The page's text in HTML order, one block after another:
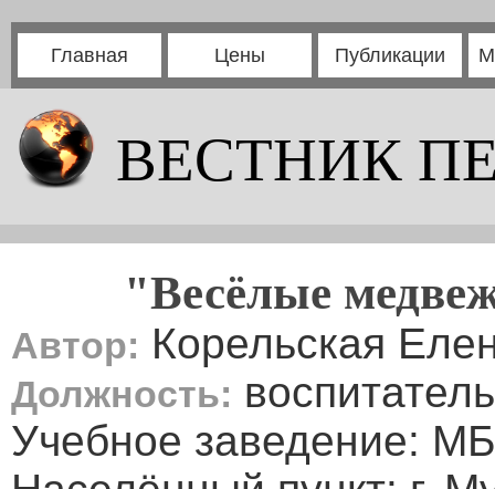
Главная Цены Публикации
ВЕСТНИК
"Весёлые
Автор: Корельская
Должность: воспитатель
Учебное заведение: